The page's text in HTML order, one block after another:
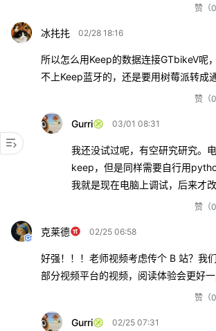
赞 （
冰扥扥 02/28 18:16
所以怎么用Keep的数据连接GTbikeV呢
不上Keep蓝牙的，还是要用树莓派转成
赞 （
Gurri 03/01 08:31
我还没试过呢，有空研究研究。
keep，但是同样需要自行用
我就是现在电脑上调试，后来才
赞 （
克莱德 02/25 06:58
好强！！！老师视频考虑传个 B 站？我
部分视频平台的视频，阅读体验会更好
赞 （
Gurri 02/25 07:31